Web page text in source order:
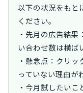
以下の状況をもと
ください。
・先月の広告結
い合わせ数は横ば
・懸念点：クリ
っていない理由が
・今月試したい